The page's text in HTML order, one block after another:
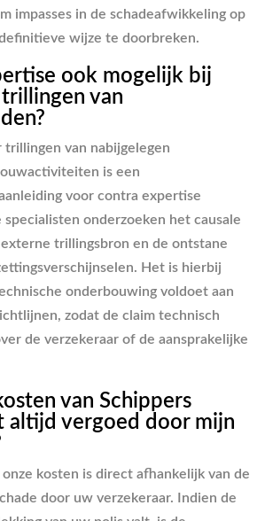
impasses in de schadeafwikkeling op
wijze te doorbreken.
ook mogelijk bij
van
trillingen van nabijgelegen
is een
voor contra expertise
specialisten onderzoeken het causale
trillingsbron en de ontstane
Het is hierbij
onderbouwing voldoet aan
zodat de claim technisch
de verzekeraar of de aansprakelijke
van Schippers
altijd vergoed door mijn
onze kosten is direct afhankelijk van de
door uw verzekeraar. Indien de